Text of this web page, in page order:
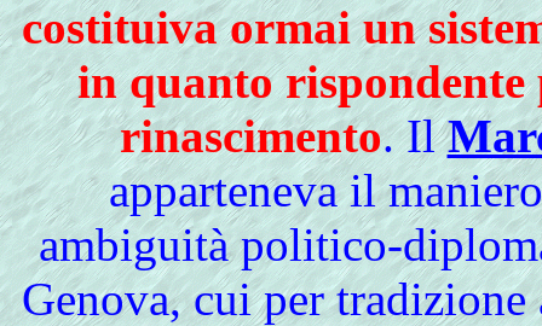
costituiva ormai un
in quanto
rinascimento. Il
apparteneva il
ambiguità politico-
Genova, cui per